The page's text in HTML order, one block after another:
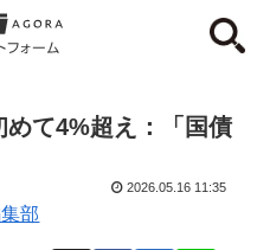
めて4%超え：「国債
部
2026.05.16 11:35